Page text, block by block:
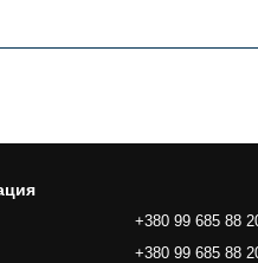
+380 99 685 88
+380 99 685 88